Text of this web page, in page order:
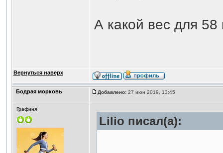
А какой вес для 58
Вернуться наверх
Бодрая морковь Добавлено:27 июн 2019, 13:45
Графиня
Lilio писал(а):